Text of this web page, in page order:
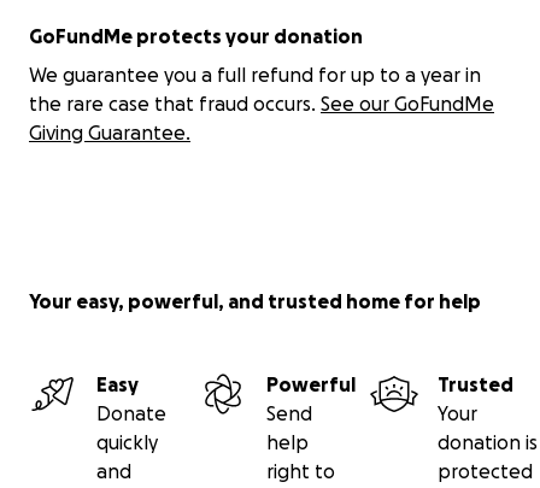
GoFundMe protects your donation
We guarantee you a full refund for up to a year in
the rare case that fraud occurs. See our GoFundMe
Giving Guarantee.
Your easy, powerful, and trusted home for help
Easy
Donate
quickly
and
Powerful
Send
help
right to
Trusted
Your
donation is
protected